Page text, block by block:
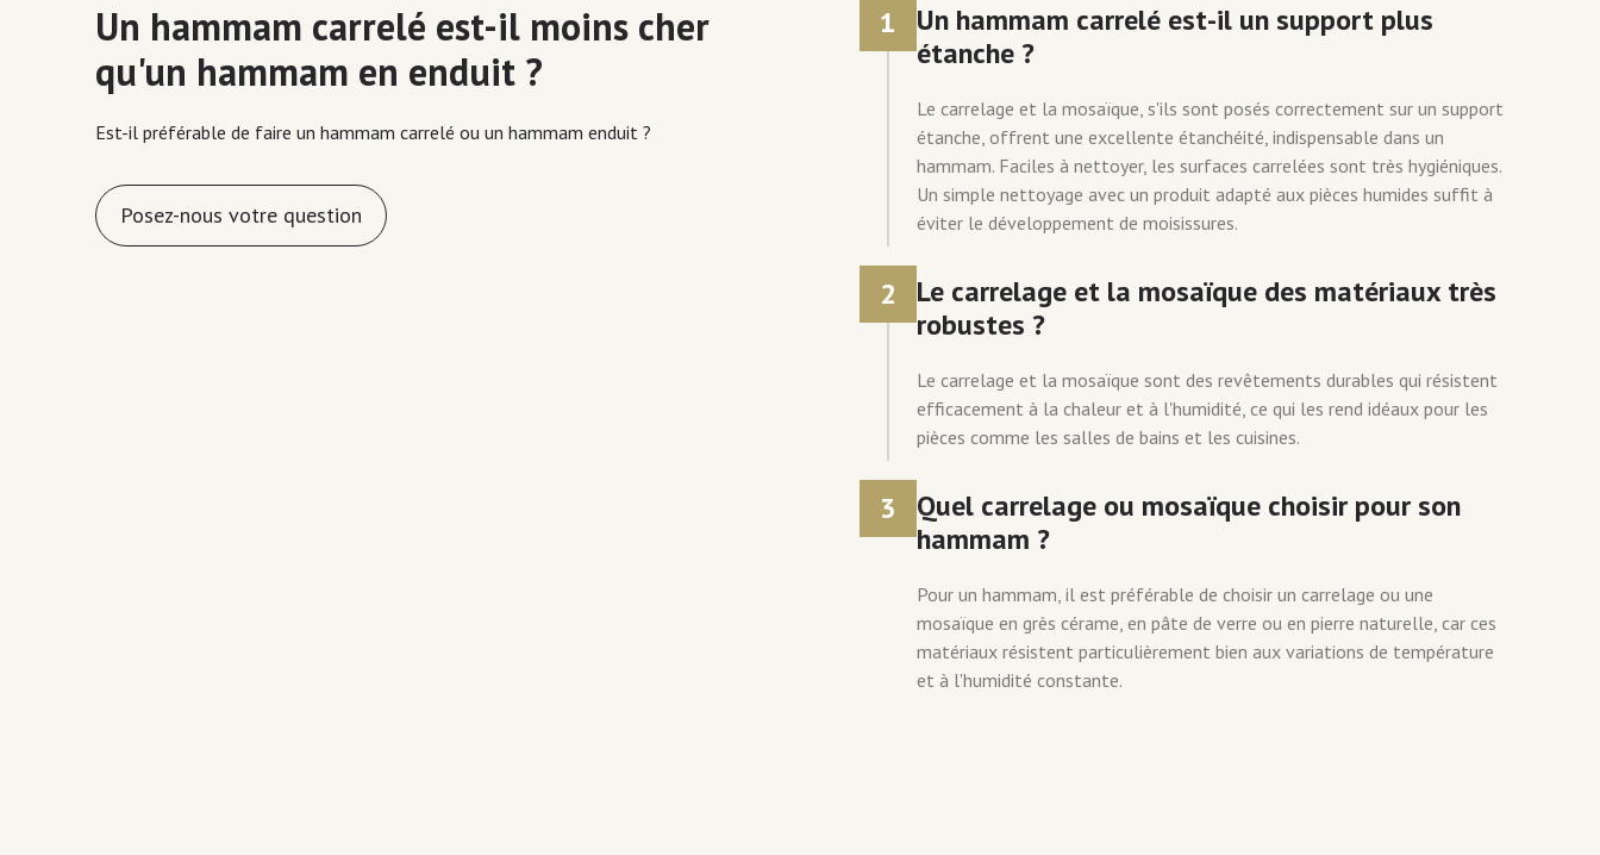
Un hammam carrelé est-il moins cher
qu'un hammam en enduit ?
Est-il préférable de faire un hammam carrelé ou un hammam enduit ?
Posez-nous votre question
1
Un hammam carrelé est-il un support plus
étanche ?
Le carrelage et la mosaïque, s'ils sont posés correctement sur un support
étanche, offrent une excellente étanchéité, indispensable dans un
hammam. Faciles à nettoyer, les surfaces carrelées sont très hygiéniques.
Un simple nettoyage avec un produit adapté aux pièces humides suffit à
éviter le développement de moisissures.
2
Le carrelage et la mosaïque des matériaux très
robustes ?
Le carrelage et la mosaïque sont des revêtements durables qui résistent
efficacement à la chaleur et à l'humidité, ce qui les rend idéaux pour les
pièces comme les salles de bains et les cuisines.
3
Quel carrelage ou mosaïque choisir pour son
hammam ?
Pour un hammam, il est préférable de choisir un carrelage ou une
mosaïque en grès cérame, en pâte de verre ou en pierre naturelle, car ces
matériaux résistent particulièrement bien aux variations de température
et à l'humidité constante.